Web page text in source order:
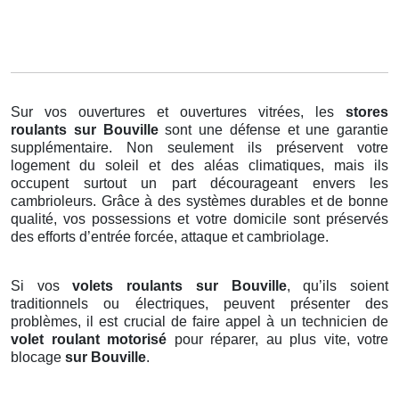
Sur vos ouvertures et ouvertures vitrées, les stores
roulants sur Bouvillesont une défense et une garantie
supplémentaire. Non seulement ils préservent votre
logement du soleil et des aléas climatiques, mais ils
occupent surtout un part décourageant envers les
cambrioleurs. Grâce à des systèmes durables et de bonne
qualité, vos possessions et votre domicile sont préservés
des efforts d’entrée forcée, attaque et cambriolage.
Si vosvolets roulants sur Bouville, qu’ils soient
traditionnels ou électriques, peuvent présenter des
problèmes, il est crucial de faire appel à un technicien de
volet roulant motorisé pour réparer, au plus vite, votre
blocage sur Bouville.